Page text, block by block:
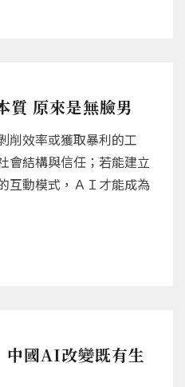
質 原來是無臉男
削效率或獲取暴利的工
會結構與信任；若能建立
互動模式，ＡＩ才能成為
國AI改變既有生